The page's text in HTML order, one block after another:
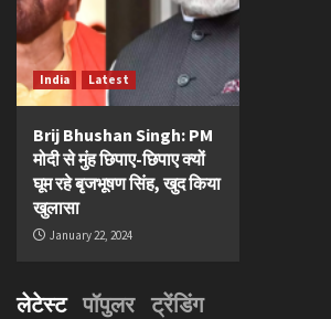
India Latest
Brij Bhushan Singh: PM
मोदी से मुंह छिपाए-छिपाए क्यों
घूम रहे बृजभूषण सिंह, खुद किया
खुलासा
January 22, 2024
लेटेस्ट पॉपुलर ट्रेंडिंग